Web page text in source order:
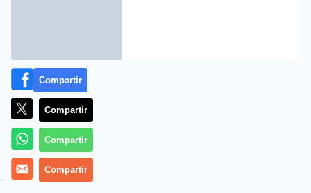
Compartir
Compartir
Compartir
Compartir